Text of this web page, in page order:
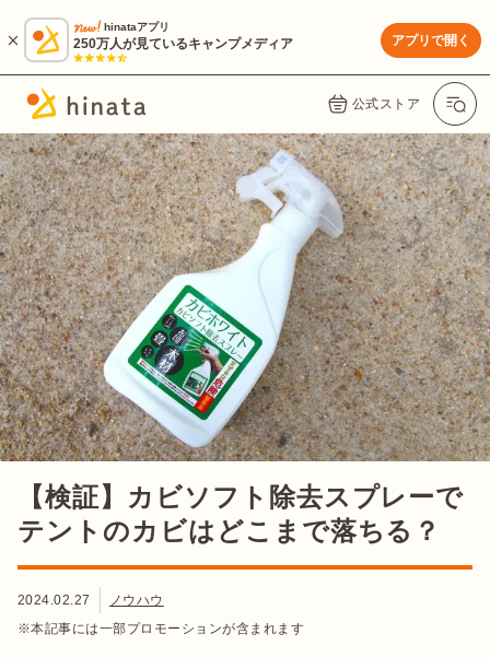
hinataアプリ
250万人が見ているキャンプメディア アプリで開く
公式ストア
【検証】カビソフト除去スプレーで
テントのカビはどこまで落ちる？
2024.02.27
ノウハウ
※本記事には一部プロモーションが含まれます